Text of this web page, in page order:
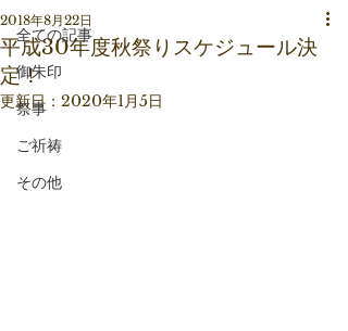
全ての記事
御朱印
祭事
ご祈祷
その他
平成30年度秋祭りスケジュール決
定！
2018年8月22日
更新日： 2020年1月5日